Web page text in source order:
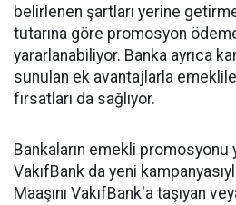
belirlenen şartları yerine
tutarına göre promosyon
yararlanabiliyor. Banka ayrıca
sunulan ek avantajlarla
fırsatları da sağlıyor.
Bankaların emekli promosyonu
VakıfBank da yeni
Maaşını VakıfBank'a taşıyan